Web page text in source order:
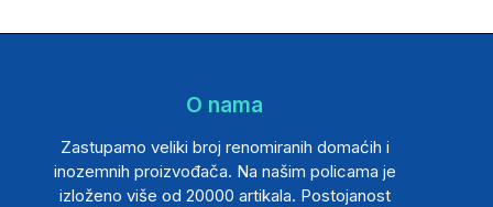
O nama
Zastupamo veliki broj renomiranih domaćih i
inozemnih proizvođača. Na našim policama je
izloženo više od 20000 artikala. Postojanost